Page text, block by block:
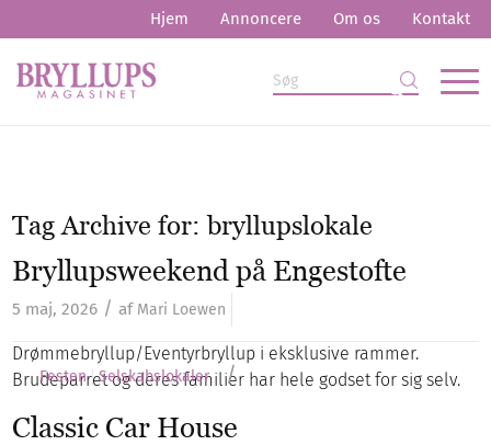
Hjem Annoncere Om os Kontakt
Tag Archive for:bryllupslokale
Bryllupsweekend på Engestofte
5 maj, 2026 / af Mari Loewen
Drømmebryllup/Eventyrbryllup i eksklusive rammer.
Brudeparret og deres familier har hele godset for sig selv.
Festen Selskabslokaler /
Classic Car House